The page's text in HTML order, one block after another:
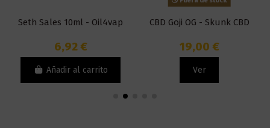
Seth Sales 10ml - Oil4vap
6,92 €
Añadir al carrito
CBD Goji OG - Skunk CBD
19,00 €
Ver